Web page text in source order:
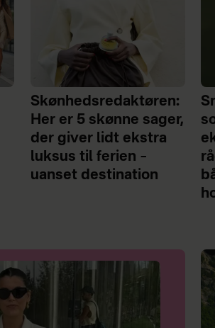
Skønhedsredaktøren:
Her er 5 skønne sager,
der giver lidt ekstra
luksus til ferien –
uanset destination